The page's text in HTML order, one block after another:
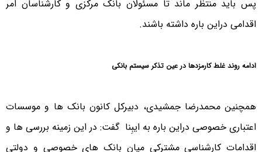
پس باید منتظر ماند تا مسئولان بانک مرکزی و کارشناسان امر
اقدامی دراین باره داشته باشند.
ادامه روند غلط کارمزدها در عین تذکر سیستم بانکی
همچنین محمدرضا جمشیدی، دبیرکل کانون بانک ها و موسسات
اعتباری خصوصی دراین باره به ایبِنا گفت: در این زمینه بررسی ها و
اقدامات کارشناسی مشترکی میان بانک های خصوصی و دولتی